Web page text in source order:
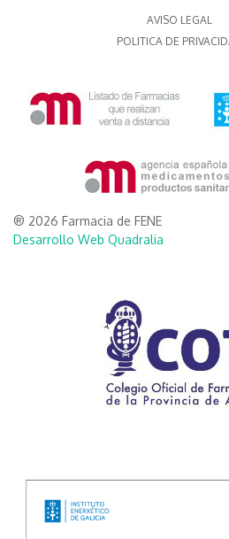
AVISO LEGAL
POLITICA DE
® 2026 Farmacia de FENE
Desarrollo Web Quadralia